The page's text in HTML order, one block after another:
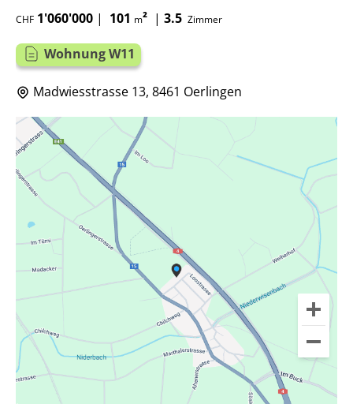
CHF 1'060'000 | 101 m² | 3.5 Zimmer
Wohnung W11
Madwiesstrasse 13, 8461 Oerlingen